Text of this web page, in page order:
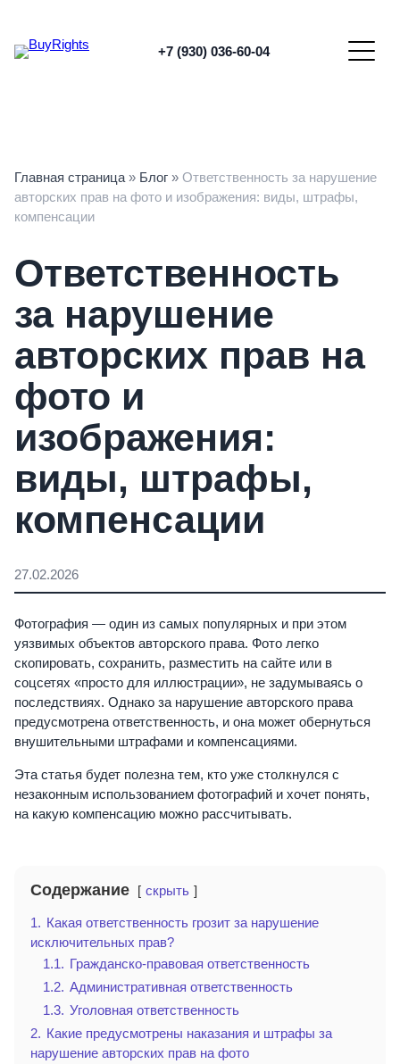
содержимому
+7 (930) 036-60-04
Главная страница » Блог » Ответственность за нарушение
авторских прав на фото и изображения: виды, штрафы,
компенсации
Ответственность
за нарушение
авторских прав на
фото и
изображения:
виды, штрафы,
компенсации
27.02.2026
Фотография — один из самых популярных и при этом
уязвимых объектов авторского права. Фото легко
скопировать, сохранить, разместить на сайте или в
соцсетях «просто для иллюстрации», не задумываясь о
последствиях. Однако за нарушение авторского права
предусмотрена ответственность, и она может обернуться
внушительными штрафами и компенсациями.
Эта статья будет полезна тем, кто уже столкнулся с
незаконным использованием фотографий и хочет понять,
на какую компенсацию можно рассчитывать.
Содержание скрыть
1. Какая ответственность грозит за нарушение
исключительных прав?
1.1. Гражданско-правовая ответственность
1.2. Административная ответственность
1.3. Уголовная ответственность
2. Какие предусмотрены наказания и штрафы за
нарушение авторских прав на фото